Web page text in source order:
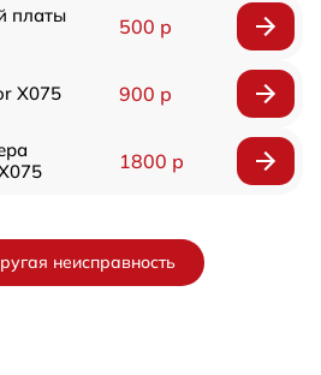
платы
500 р
X075 900 р
1800 р
неисправность